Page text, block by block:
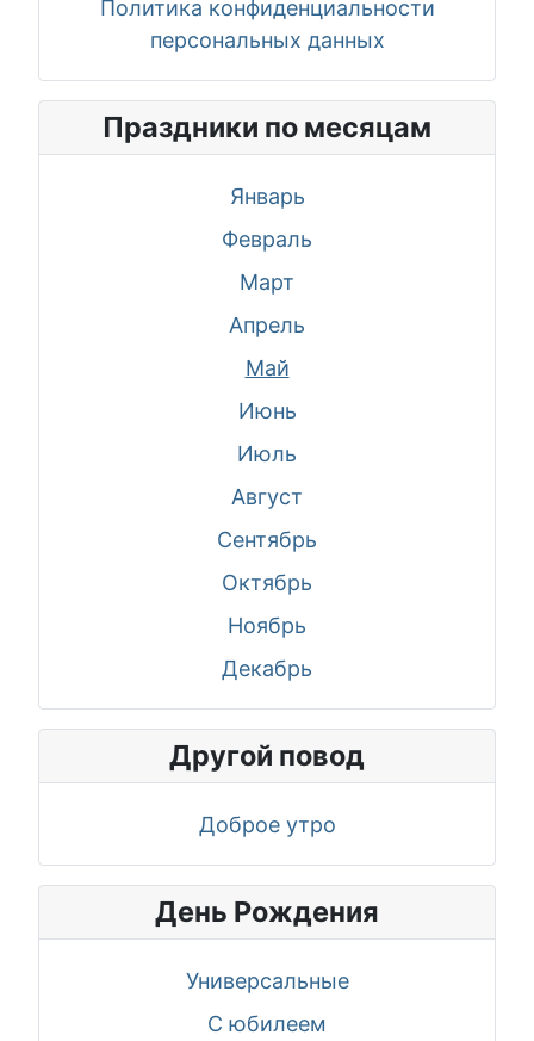
Политика конфиденциальности
персональных данных
Праздники по месяцам
Январь
Февраль
Март
Апрель
Май
Июнь
Июль
Август
Сентябрь
Октябрь
Ноябрь
Декабрь
Другой повод
Доброе утро
День Рождения
Универсальные
С юбилеем